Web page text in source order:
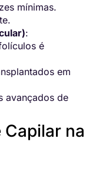
mínimas.
:
é
em
avançados de
na